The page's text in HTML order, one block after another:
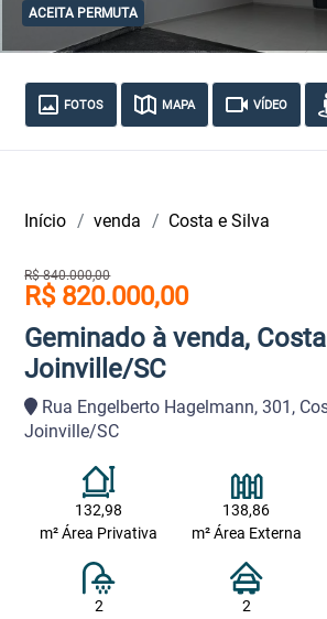
ACEITA PERMUTA
FOTOS MAPA VÍDEO
Início venda Costa e Silva
R$ 840.000,00
R$ 820.000,00
Geminado à venda,
Joinville/SC
Rua Engelberto Hagelmann, 301,
Joinville/SC
132,98
m² Área Privativa
138,86
m² Área Externa
2
2